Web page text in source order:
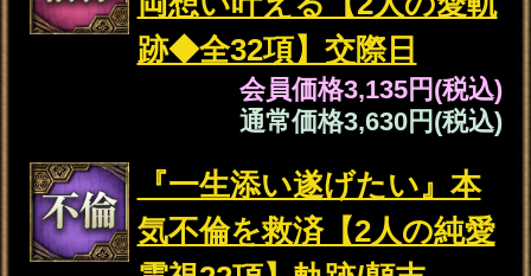
隠す想い/恋心“些細な声
も聴き取る”あの人の本心
霊聴8千字◆全告白
会員価格2,530円(税込)
通常価格2,860円(税込)
地位/財力UP“数多の富豪
輩出”仕事大成霊視◆あな
たの才/天職/転機